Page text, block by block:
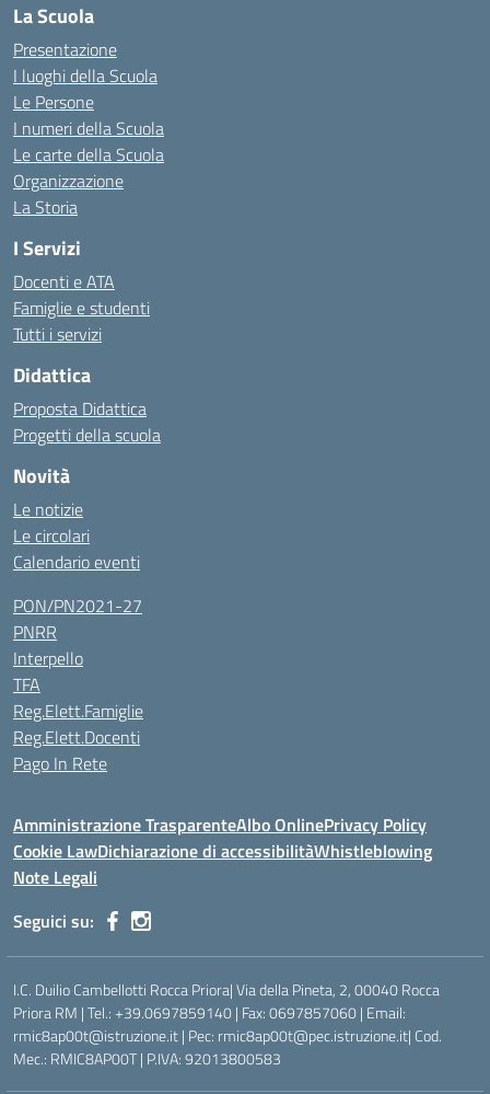
La Scuola
Presentazione
I luoghi della Scuola
Le Persone
I numeri della Scuola
Le carte della Scuola
Organizzazione
La Storia
I Servizi
Docenti e ATA
Famiglie e studenti
Tutti i servizi
Didattica
Proposta Didattica
Progetti della scuola
Novità
Le notizie
Le circolari
Calendario eventi
PON/PN2021-27
PNRR
Interpello
TFA
Reg.Elett.Famiglie
Reg.Elett.Docenti
Pago In Rete
Amministrazione TrasparenteAlbo OnlinePrivacy Policy
Cookie LawDichiarazione di accessibilitàWhistleblowing
Note Legali
Seguici su:
I.C. Duilio Cambellotti Rocca Priora| Via della Pineta, 2, 00040 Rocca
Priora RM | Tel.: +39.0697859140 | Fax: 0697857060 | Email:
rmic8ap00t@istruzione.it | Pec: rmic8ap00t@pec.istruzione.it| Cod.
Mec.: RMIC8AP00T | P.IVA: 92013800583